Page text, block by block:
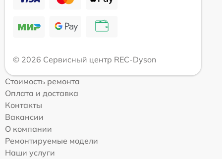
© 2026 Сервисный центр REC-Dyson
Стоимость ремонта
Оплата и доставка
Контакты
Вакансии
О компании
Ремонтируемые модели
Наши услуги